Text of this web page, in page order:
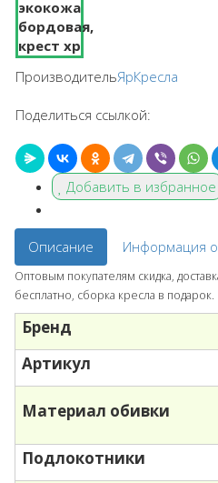
ПроизводительЯрКресла
Поделиться ссылкой:
Добавить в избранное
Описание Информация
Оптовым покупателям скидка,
бесплатно, сборка кресла в подарок.
Бренд
Артикул
Материал обивки
Подлокотники